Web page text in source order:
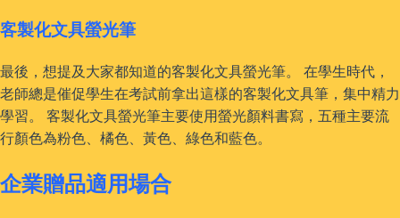
客製化文具螢光筆
最後，想提及大家都知道的客製化文具螢光筆。 在學生時代，
老師總是催促學生在考試前拿出這樣的客製化文具筆，集中精力
學習。 客製化文具螢光筆主要使用螢光顏料書寫，五種主要流
行顏色為粉色、橘色、黃色、綠色和藍色。
企業贈品適用場合